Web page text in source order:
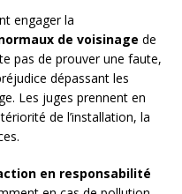
engager la
de voisinage de
pas de prouver une faute,
dépassant les
Les juges prennent en
de l’installation, la
en responsabilité